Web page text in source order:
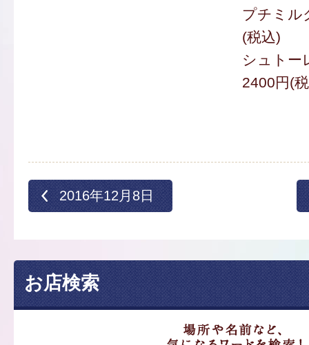
プチミル
(税込)
シュトー
2400円(
2016年12月8日
お店検索